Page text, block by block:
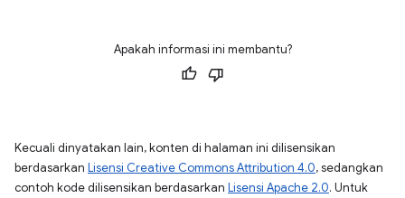
Apakah informasi ini membantu?
Kecuali dinyatakan lain, konten di halaman ini dilisensikan
berdasarkan Lisensi Creative Commons Attribution 4.0, sedangkan
contoh kode dilisensikan berdasarkan Lisensi Apache 2.0. Untuk